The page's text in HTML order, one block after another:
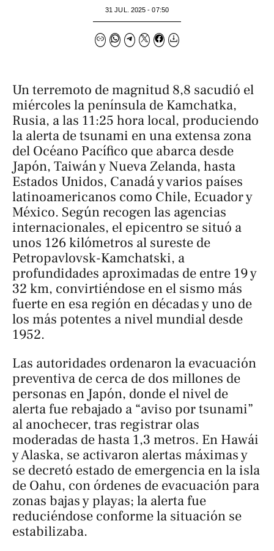
31 JUL. 2025 - 07:50
Un terremoto de magnitud 8,8 sacudió el
miércoles la península de Kamchatka,
Rusia, a las 11:25 hora local, produciendo
la alerta de tsunami en una extensa zona
del Océano Pacífico que abarca desde
Japón, Taiwán y Nueva Zelanda, hasta
Estados Unidos, Canadá y varios países
latinoamericanos como Chile, Ecuador y
México. Según recogen las agencias
internacionales, el epicentro se situó a
unos 126 kilómetros al sureste de
Petropavlovsk-Kamchatski, a
profundidades aproximadas de entre 19 y
32 km, convirtiéndose en el sismo más
fuerte en esa región en décadas y uno de
los más potentes a nivel mundial desde
1952.
Las autoridades ordenaron la evacuación
preventiva de cerca de dos millones de
personas en Japón, donde el nivel de
alerta fue rebajado a “aviso por tsunami”
al anochecer, tras registrar olas
moderadas de hasta 1,3 metros. En Hawái
y Alaska, se activaron alertas máximas y
se decretó estado de emergencia en la isla
de Oahu, con órdenes de evacuación para
zonas bajas y playas; la alerta fue
reduciéndose conforme la situación se
estabilizaba.